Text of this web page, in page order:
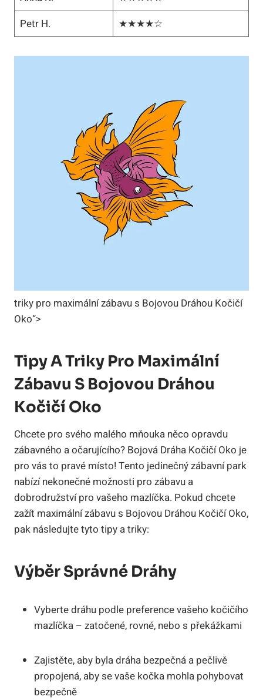
Petr H.
★★★★☆
triky pro maximální zábavu s Bojovou Dráhou Kočičí
Oko“>
Tipy A Triky Pro Maximální
Zábavu S Bojovou Dráhou
Kočičí Oko
Chcete pro svého malého mňouka něco opravdu
zábavného a očarujícího? Bojová Dráha Kočičí Oko je
pro vás to pravé místo! Tento jedinečný zábavní park
nabízí nekonečné možnosti pro zábavu a
dobrodružství pro vašeho mazlíčka. Pokud chcete
zažít maximální zábavu s Bojovou Dráhou Kočičí Oko,
pak následujte tyto tipy a triky:
Výběr Správné Dráhy
Vyberte dráhu podle preference vašeho kočičího
mazlíčka – zatočené, rovné, nebo s překážkami
Zajistěte, aby byla dráha bezpečná a pečlivě
propojená, aby se vaše kočka mohla pohybovat
bezpečně